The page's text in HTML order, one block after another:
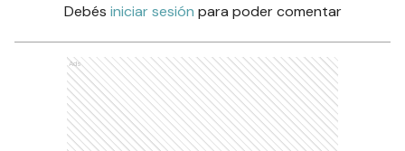
Debés iniciar sesión para poder comentar
Ads